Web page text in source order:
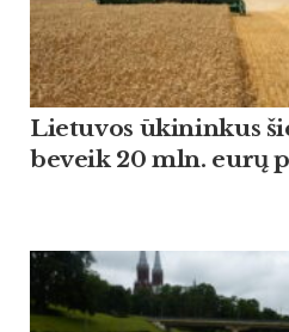
Lietuvos ūkininkus
beveik 20 mln. eurų